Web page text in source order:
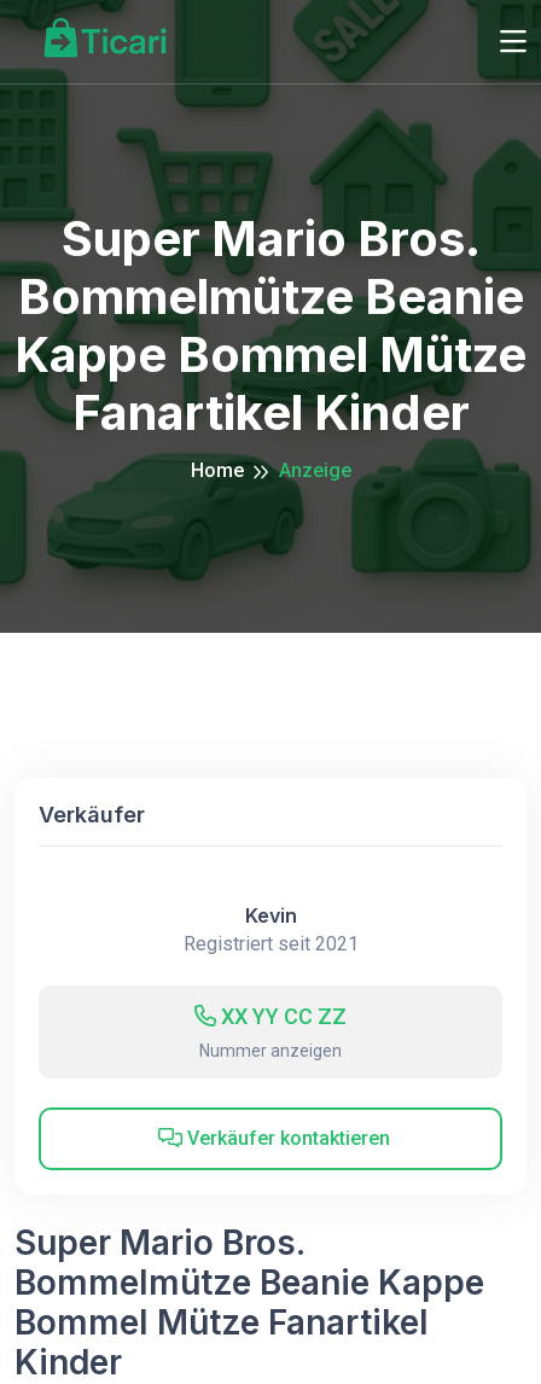
Super Mario Bros.
Bommelmütze Beanie
Kappe Bommel Mütze
Fanartikel Kinder
Home Anzeige
Verkäufer
Kevin
Registriert seit 2021
XX YY CC ZZ
Nummer anzeigen
Verkäufer kontaktieren
Super Mario Bros.
Bommelmütze Beanie Kappe
Bommel Mütze Fanartikel
Kinder